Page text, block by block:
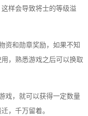
样会导致将士的等级溢
资和勋章奖励，如果不知
，熟悉游戏之后可以换取
戏，就可以获得一定数量
，千万留着。